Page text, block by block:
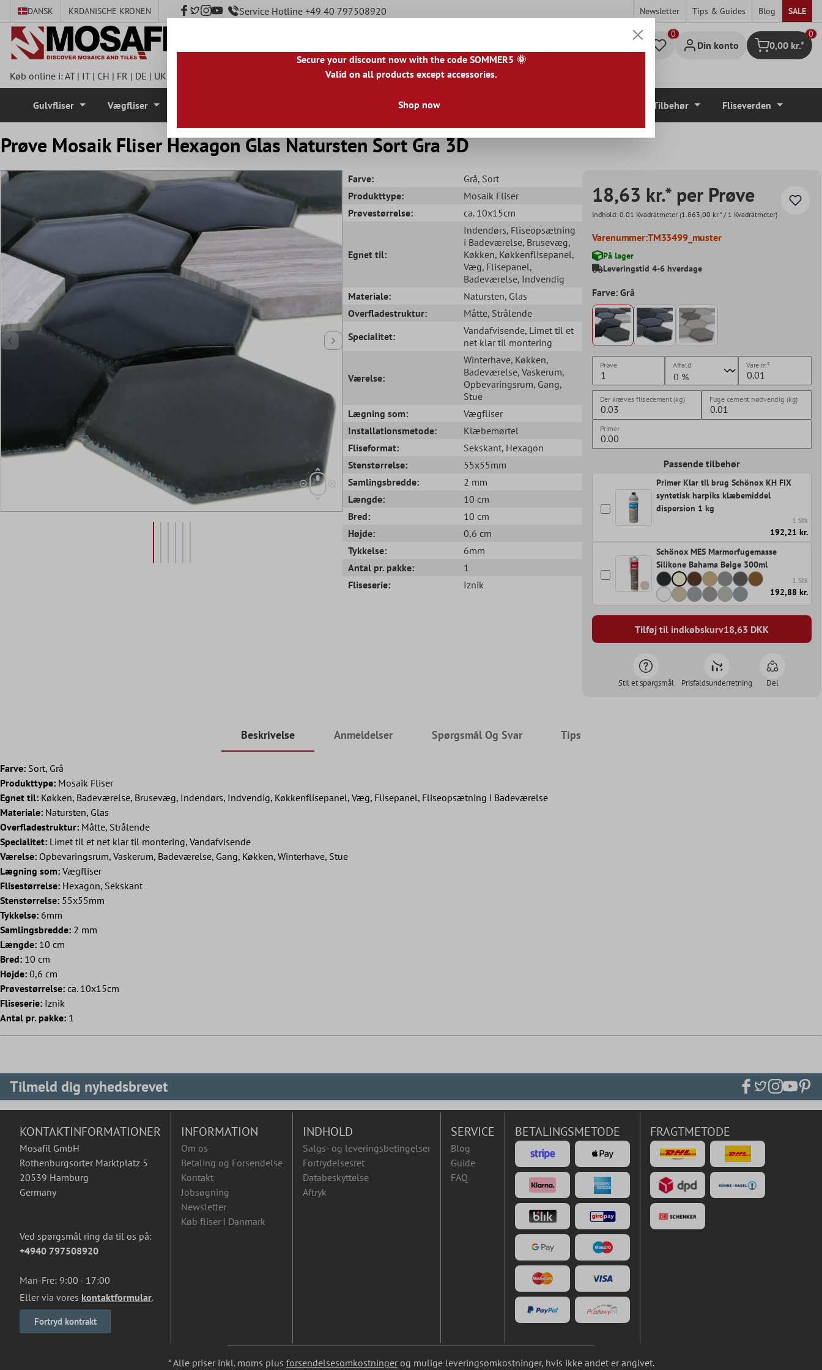
DANSK KRDÄNISCHE KRONEN Service Hotline +49 40 797508920 Newsletter Tips & Guides Blog SALE
Din konto Indkøbskurv
0
0,00 kr.*
Køb online i:AT| IT| CH | FR | DE | UK PT|FI|GR |RO|NO|HU|BG|HR|LU
Gulvfliser Vægfliser Terrasse Fliser Tilbehør Fliseverden
Prøve Mosaik Fliser Hexagon Glas Natursten Sort Gra 3D
Farve: Grå, Sort
Produkttype:
Mosaik Fliser
Prøvestørrelse:
ca. 10x15cm
Egnet til:
Indendørs, Fliseopsætning
i Badeværelse, Brusevæg,
Køkken, Køkkenflisepanel,
Væg, Flisepanel,
Badeværelse, Indvendig
Materiale:
Natursten, Glas
Overfladestruktur:
Måtte, Strålende
Specialitet:
Vandafvisende, Limet til et
net klar til montering
Værelse:
Winterhave, Køkken,
Badeværelse, Vaskerum,
Opbevaringsrum, Gang,
Stue
Lægning som:
Vægfliser
Installationsmetode:
Klæbemørtel
Fliseformat:
Sekskant, Hexagon
Stenstørrelse:
55x55mm
Samlingsbredde:
2 mm
Længde:
10 cm
Bred:
10 cm
Højde:
0,6 cm
Tykkelse:
6mm
Antal pr. pakke:
1
Fliseserie:
Iznik
18,63 kr.* per Prøve
Indhold: 0.01 Kvadratmeter (1.863,00 kr.* / 1 Kvadratmeter)
Varenummer:TM33499_muster
På lager
Leveringstid 4-6 hverdage
Farve: Grå
Prøve Affald Vare m²
Der kræves flisecement (kg) Fuge cement nødvendig (kg)
Primer
Passende tilbehør
Primer Klar til brug Schönox KH FIX
syntetisk harpiks klæbemiddel
dispersion 1 kg
1 Stk
192,21 kr.
Schönox MES Marmorfugemasse
Silikone Bahama Beige 300ml
1 Stk
192,88 kr.
Tilføj til indkøbskurv18,63 DKK
Stil et spørgsmål Prisfaldsunderretning Del
Beskrivelse Anmeldelser Spørgsmål Og Svar Tips
Farve: Sort, Grå
Produkttype: Mosaik Fliser
Egnet til: Køkken, Badeværelse, Brusevæg, Indendørs, Indvendig, Køkkenflisepanel, Væg, Flisepanel, Fliseopsætning i Badeværelse
Materiale: Natursten, Glas
Overfladestruktur: Måtte, Strålende
Specialitet: Limet til et net klar til montering, Vandafvisende
Værelse: Opbevaringsrum, Vaskerum, Badeværelse, Gang, Køkken, Winterhave, Stue
Lægning som: Vægfliser
Flisestørrelse: Hexagon, Sekskant
Stenstørrelse: 55x55mm
Tykkelse: 6mm
Samlingsbredde: 2 mm
Længde: 10 cm
Bred: 10 cm
Højde: 0,6 cm
Prøvestørrelse: ca. 10x15cm
Fliseserie: Iznik
Antal pr. pakke: 1
Tilmeld dig nyhedsbrevet
KONTAKTINFORMATIONER
Mosafil GmbH
Rothenburgsorter Marktplatz 5
20539 Hamburg
Germany
Ved spørgsmål ring da til os på:
+4940 797508920
Man-Fre: 9:00 - 17:00
Eller via vores kontaktformular.
Fortryd kontrakt
INFORMATION
Om os
Betaling og Forsendelse
Kontakt
Jobsøgning
Newsletter
Køb fliser i Danmark
INDHOLD
Salgs- og leveringsbetingelser
Fortrydelsesret
Databeskyttelse
Aftryk
SERVICE
Blog
Guide
FAQ
BETALINGSMETODE FRAGTMETODE
* Alle priser inkl. moms plus forsendelsesomkostningerog mulige leveringsomkostninger, hvis ikke andet er angivet.
Secure your discount now with the code SOMMER5 🌞
Valid on all products except accessories.
Shop now